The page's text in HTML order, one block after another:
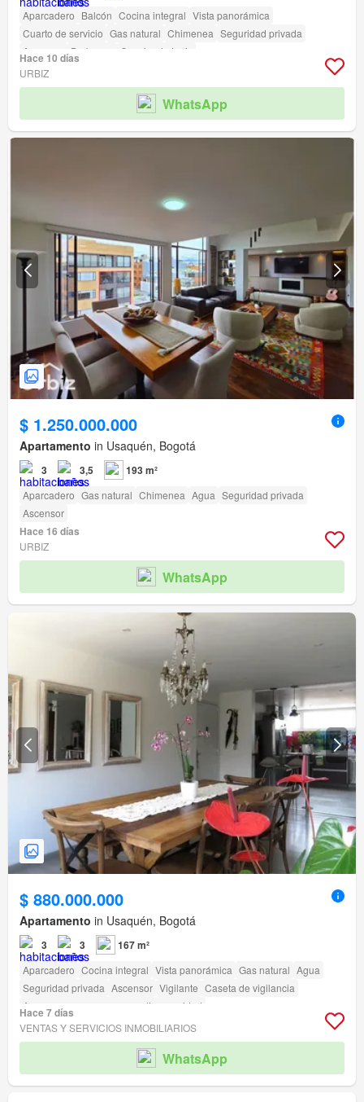
Aparcadero Balcón Cocina integral Vista panorámica
Cuarto de servicio Gas natural Chimenea Seguridad privada
Ascensor
Barbecue Cancha de tenis
Hace 10 días
URBIZ
WhatsApp
$ 1.250.000.000
Apartamento in Usaquén, Bogotá
3 3,5 193 m²
Aparcadero Gas natural Chimenea Agua Seguridad privada
Ascensor
Hace 16 días
URBIZ
WhatsApp
$ 880.000.000
Apartamento in Usaquén, Bogotá
3 3 167 m²
Aparcadero Cocina integral Vista panorámica Gas natural Agua
Seguridad privada Ascensor Vigilante Caseta de vigilancia
Acceso para personas con discapacidad
Hace 7 días
VENTAS Y SERVICIOS INMOBILIARIOS
WhatsApp